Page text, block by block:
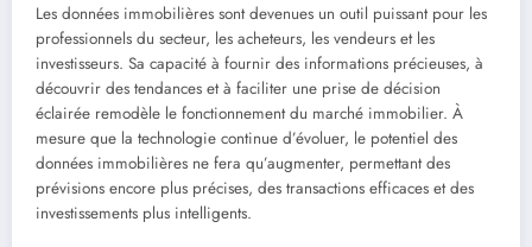
Les données immobilières sont devenues un outil puissant pour les
professionnels du secteur, les acheteurs, les vendeurs et les
investisseurs. Sa capacité à fournir des informations précieuses, à
découvrir des tendances et à faciliter une prise de décision
éclairée remodèle le fonctionnement du marché immobilier. À
mesure que la technologie continue d’évoluer, le potentiel des
données immobilières ne fera qu’augmenter, permettant des
prévisions encore plus précises, des transactions efficaces et des
investissements plus intelligents.